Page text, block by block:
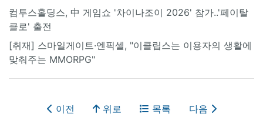
컴투스홀딩스, 中 게임쇼 '차이나조이 2026' 참가..'페이탈
클로' 출전
[취재] 스마일게이트·엔픽셀, "이클립스는 이용자의 생활에
맞춰주는 MMORPG"
이전 위로 목록 다음